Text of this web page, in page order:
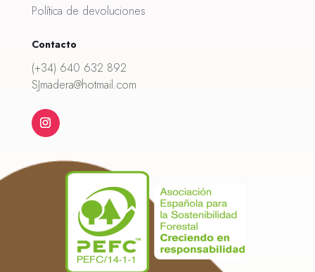
Política de devoluciones
Contacto
(+34) 640 632 892
SJmadera@hotmail.com